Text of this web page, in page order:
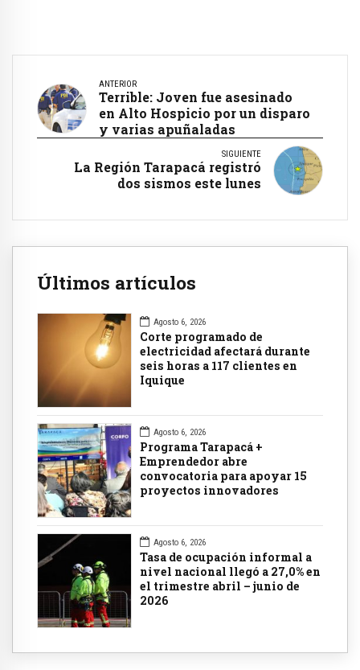
ANTERIOR
Terrible: Joven fue asesinado
en Alto Hospicio por un disparo
y varias apuñaladas
SIGUIENTE
La Región Tarapacá registró
dos sismos este lunes
Últimos artículos
Agosto 6, 2026
Corte programado de
electricidad afectará durante
seis horas a 117 clientes en
Iquique
Agosto 6, 2026
Programa Tarapacá +
Emprendedor abre
convocatoria para apoyar 15
proyectos innovadores
Agosto 6, 2026
Tasa de ocupación informal a
nivel nacional llegó a 27,0% en
el trimestre abril – junio de
2026